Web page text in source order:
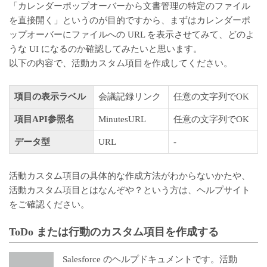
「カレンダーポップオーバーから文書管理の特定のファイル
を直接開く」というのが目的ですから、まずはカレンダーポ
ップオーバーにファイルへの URL を表示させてみて、どのよ
うな UI になるのか確認してみたいと思います。
以下の内容で、活動カスタム項目を作成してください。
項目の表示ラベル 会議記録リンク 任意の文字列でOK
項目API参照名 MinutesURL 任意の文字列でOK
データ型 URL -
活動カスタム項目の具体的な作成方法がわからないかたや、
活動カスタム項目とはなんぞや？という方は、ヘルプサイト
をご確認ください。
ToDo または行動のカスタム項目を作成する
Salesforce のヘルプドキュメントです。活動